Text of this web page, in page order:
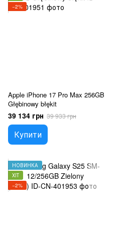
−2%
Apple iPhone 17 Pro Max 256GB
Głębinowy błękit
39 134 грн 39 933 грн
Купити
НОВИНКА
ХІТ
−2%